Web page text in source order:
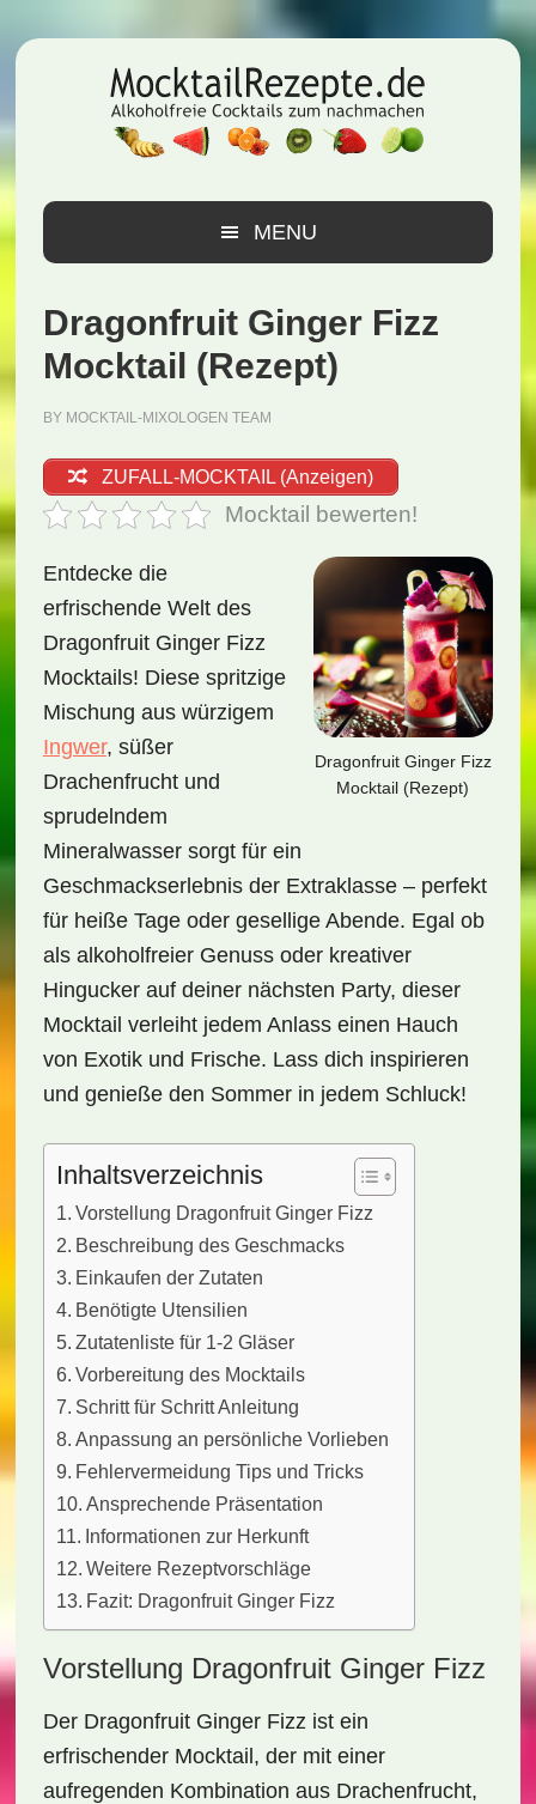
Hauptnavigation
Inhalt
Seitenspalte
MENU
Dragonfruit Ginger Fizz
Mocktail (Rezept)
BY MOCKTAIL-MIXOLOGEN TEAM
ZUFALL-MOCKTAIL (Anzeigen)
Mocktail bewerten!
Dragonfruit Ginger Fizz
Mocktail (Rezept)
Entdecke die
erfrischende Welt des
Dragonfruit Ginger Fizz
Mocktails! Diese spritzige
Mischung aus würzigem
Ingwer, süßer
Drachenfrucht und
sprudelndem
Mineralwasser sorgt für ein
Geschmackserlebnis der Extraklasse – perfekt
für heiße Tage oder gesellige Abende. Egal ob
als alkoholfreier Genuss oder kreativer
Hingucker auf deiner nächsten Party, dieser
Mocktail verleiht jedem Anlass einen Hauch
von Exotik und Frische. Lass dich inspirieren
und genieße den Sommer in jedem Schluck!
Inhaltsverzeichnis
Vorstellung Dragonfruit Ginger Fizz
Beschreibung des Geschmacks
Einkaufen der Zutaten
Benötigte Utensilien
Zutatenliste für 1-2 Gläser
Vorbereitung des Mocktails
Schritt für Schritt Anleitung
Anpassung an persönliche Vorlieben
Fehlervermeidung Tips und Tricks
Ansprechende Präsentation
Informationen zur Herkunft
Weitere Rezeptvorschläge
Fazit: Dragonfruit Ginger Fizz
Vorstellung Dragonfruit Ginger Fizz
Der Dragonfruit Ginger Fizzist ein
erfrischender Mocktail, der mit einer
aufregenden Kombination aus Drachenfrucht,